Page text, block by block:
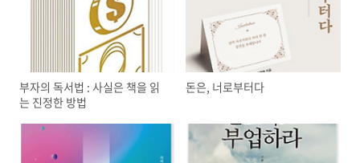
부자의 독서법 : 사실은 책을 읽
는 진정한 방법
돈은, 너로부터다